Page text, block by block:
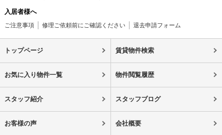
入居者様へ
ご注意事項 修理ご依頼前にご確認ください 退去申請フォーム
トップページ 賃貸物件検索
お気に入り物件一覧 物件閲覧履歴
スタッフ紹介 スタッフブログ
お客様の声 会社概要